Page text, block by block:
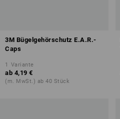
3M Bügelgehörschutz E.A.R.-
Caps
1 Variante
ab 4,19 €
(m. MwSt.) ab 40 Stück